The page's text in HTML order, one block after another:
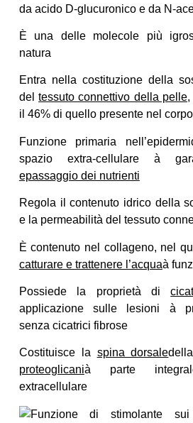
da acido D-glucuronico e da N-
È una delle molecole più
natura
Entra nella costituzione della
deltessuto connettivo della pelle
il 46% di quello presente nel corpo
Funzione primaria
spazio extra-cellulare à
epassaggio dei nutrienti
Regola il contenuto idrico della
e la permeabilità del tessuto
È contenuto nel collageno, nel
catturare e trattenere l’acquaà
Possiede la proprietà di
applicazione sulle lesioni à
senza cicatrici fibrose
Costituisce la spina dorsale
proteoglicanià parte
extracellulare